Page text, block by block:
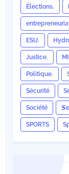
Élections.
ESU.
Justice.
Politique.
Sécurité
Société
SPORTS